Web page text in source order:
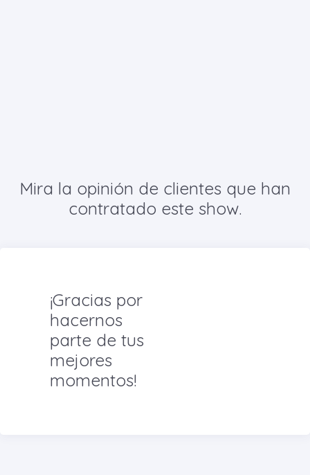
Mira la opinión de clientes que han
contratado este show.
¡Gracias por
hacernos
parte de tus
mejores
momentos!